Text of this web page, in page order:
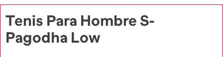
Tenis Para Hombre S-
Pagodha Low